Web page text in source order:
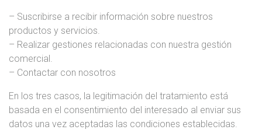
– Suscribirse a recibir información sobre nuestros
productos y servicios.
– Realizar gestiones relacionadas con nuestra gestión
comercial.
– Contactar con nosotros
En los tres casos, la legitimación del tratamiento está
basada en el consentimiento del interesado al enviar sus
datos una vez aceptadas las condiciones establecidas.